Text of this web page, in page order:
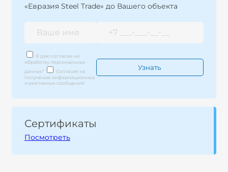
«Евразия Steel Trade» до Вашего объекта
Я даю согласие на
обработку персональных
данных*
Согласие на
получение информационных
и рекламных сообщений
Сертификаты
Посмотреть